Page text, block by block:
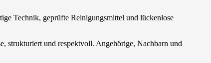
Technik, geprüfte Reinigungsmittel und lückenlose
strukturiert und respektvoll. Angehörige, Nachbarn und